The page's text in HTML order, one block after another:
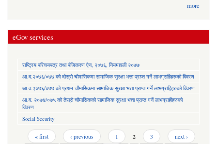
more
eGov services
राष्ट्रिय परिचयपत्र तथा पंजिकरण ऐन, २०७६, नियमावली २०७७
आ.व.२०७६/०७७ को दोस्रो चौमासिकमा सामाजिक सुरक्षा भत्ता प्राप्त गर्ने लाभग्राहिहरुको विवरण
आ.व.२०७६/०७७ को प्रथम चौमासिकमा सामाजिक सुरक्षा भत्ता प्राप्त गर्ने लाभग्राहिहरुको विवरण
आ.व. २०७४/०७५ को तेस्रो चौमासिकको सामाजिक सुरक्षा भत्ता प्राप्त गर्ने लाभग्राहीहरुको
विवरण
Social Security
Pages« first ‹ previous 1 2 3
next ›